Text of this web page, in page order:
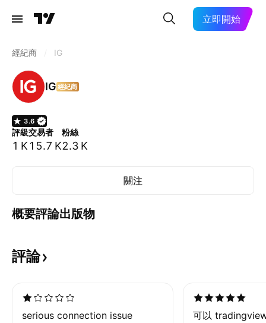
立即開始
經紀商 IG
IG 經紀商
3.6
評級
1 K
交易者
15.7 K
粉絲
2.3 K
關注
概要評論出版物
評論
serious connection issue
可以